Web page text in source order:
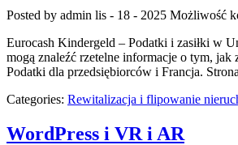
Posted by admin lis - 18 - 2025 Możliwość
Eurocash Kindergeld – Podatki i zasiłki w
mogą znaleźć rzetelne informacje o tym,
Podatki dla przedsiębiorców i Francja.
Categories: Rewitalizacja i flipowanie
WordPress i VR i AR